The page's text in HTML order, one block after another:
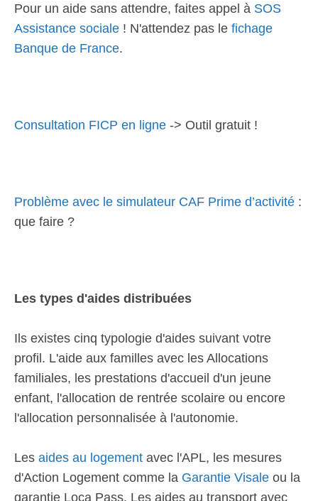
Pour un aide sans attendre, faites appel à SOS
Assistance sociale ! N'attendez pas le fichage
Banque de France.
Consultation FICP en ligne -> Outil gratuit !
Problème avec le simulateur CAF Prime d’activité :
que faire ?
Les types d'aides distribuées
Ils existes cinq typologie d'aides suivant votre
profil. L'aide aux familles avec les Allocations
familiales, les prestations d'accueil d'un jeune
enfant, l'allocation de rentrée scolaire ou encore
l'allocation personnalisée à l'autonomie.
Les aides au logement avec l'APL, les mesures
d'Action Logement comme la Garantie Visale ou la
garantie Loca Pass. Les aides au transport avec